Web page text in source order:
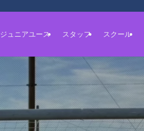
ジュニアユース スタッフ スクール